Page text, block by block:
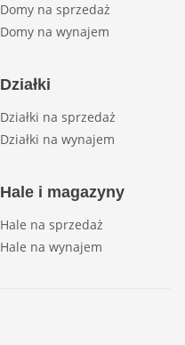
Domy na sprzedaż
Domy na wynajem
Działki
Działki na sprzedaż
Działki na wynajem
Hale i magazyny
Hale na sprzedaż
Hale na wynajem